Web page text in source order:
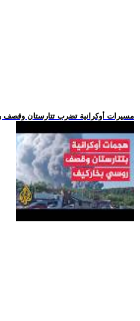
.. مسيرات أوكرانية تضرب تتارستان